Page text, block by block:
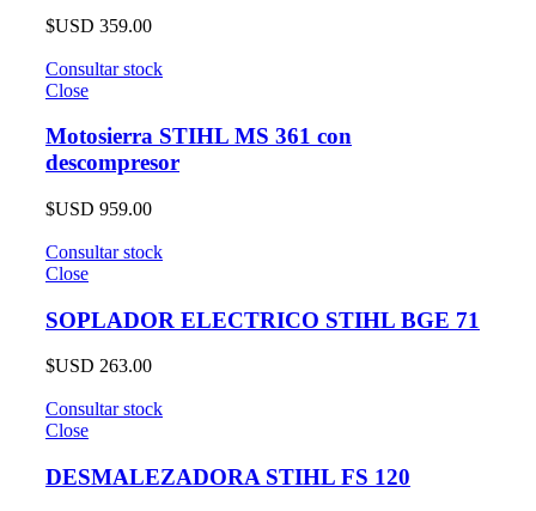
$USD 359.00
Consultar stock
Close
Motosierra STIHL MS 361 con
descompresor
$USD 959.00
Consultar stock
Close
SOPLADOR ELECTRICO STIHL BGE 71
$USD 263.00
Consultar stock
Close
DESMALEZADORA STIHL FS 120